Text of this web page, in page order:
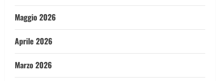
Maggio 2026
Aprile 2026
Marzo 2026